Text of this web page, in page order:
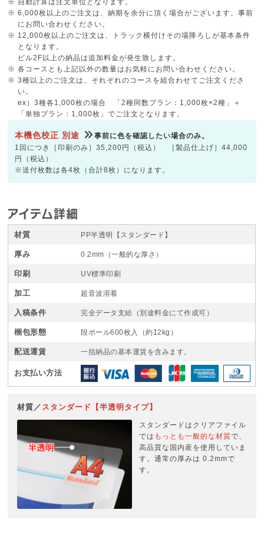
※ 自動計算は注文単位となります。
※ 6,000枚以上のご注文は、納期を余分に頂く場合がございます。事前
にお問い合わせください。
※ 12,000枚以上のご注文は、トラック横付けその場降ろしが基本条件
となります。
ビル2F以上の納品は追加料金が発生致します。
※ 各コースとも上記以外の数量はお気軽にお問い合わせください。
※ 3種以上のご注文は、それぞれのコースを組合わせてご注文くださ
い。
ex）3種各1,000枚の場合 「2種同数プラン：1,000枚×2種」＋
「単独プラン：1,000枚」でご注文となります。
本機色校正 別途
事前に色を確認したい場合のみ。
1回につき［印刷のみ］35,200円（税込） ［製品仕上げ］44,000
円（税込）
※送付枚数は各4枚（合計8枚）になります。
アイテム詳細
材質 PP半透明【スタンダード】
厚み 0.2mm（一般的な厚さ）
印刷 UV標準印刷
加工 超音波溶着
入稿条件 完全データ支給（別途料金にて作成可）
梱包形態 段ボール600枚入（約12kg）
配送運賃 一括納品の基本運賃を含みます。
お支払い方法
材質／ スタンダード【半透明タイプ】
スタンダードはクリアファイル
では もっとも一般的な材質で、
高品質な国内産を使用していま
す。通常の厚みは 0.2mmで
す。